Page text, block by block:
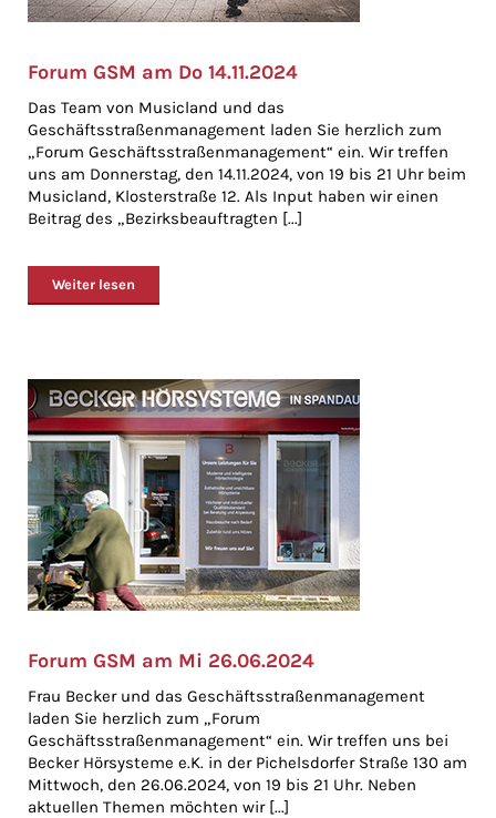
Forum GSM am Do 14.11.2024
Das Team von Musicland und das
Geschäftsstraßenmanagement laden Sie herzlich zum
„Forum Geschäftsstraßenmanagement“ ein. Wir treffen
uns am Donnerstag, den 14.11.2024, von 19 bis 21 Uhr beim
Musicland, Klosterstraße 12. Als Input haben wir einen
Beitrag des „Bezirksbeauftragten [...]
Weiter lesen
Forum GSM am Mi 26.06.2024
Frau Becker und das Geschäftsstraßenmanagement
laden Sie herzlich zum „Forum
Geschäftsstraßenmanagement“ ein. Wir treffen uns bei
Becker Hörsysteme e.K. in der Pichelsdorfer Straße 130 am
Mittwoch, den 26.06.2024, von 19 bis 21 Uhr. Neben
aktuellen Themen möchten wir [...]